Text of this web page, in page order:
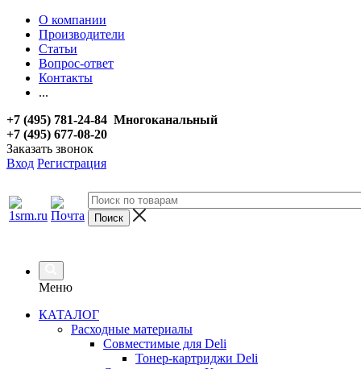
О компании
Производители
Статьи
Вопрос-ответ
Контакты
...
+7 (495) 781-24-84 Многоканальный
+7 (495) 677-08-20
Заказать звонок
Вход Регистрация
Меню
КАТАЛОГ
Расходные материалы
Совместимые для Deli
Тонер-картриджи Deli